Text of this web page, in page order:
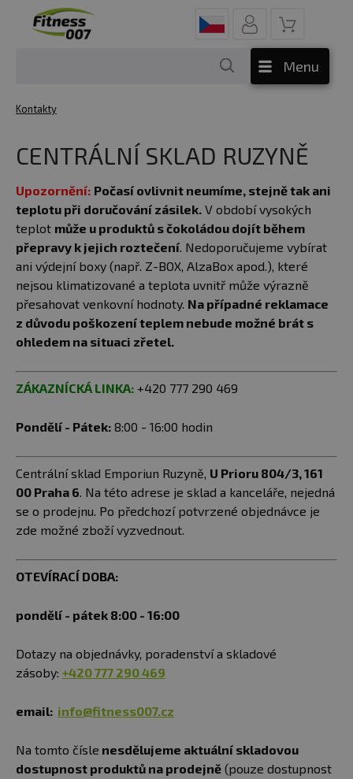
Menu
Kontakty
CENTRÁLNÍ SKLAD RUZYNĚ
Upozornění: Počasí ovlivnit neumíme, stejně tak ani
teplotu při doručování zásilek. V období vysokých
teplot může u produktů s čokoládou dojít během
přepravy k jejich roztečení. Nedoporučujeme vybírat
ani výdejní boxy (např. Z-BOX, AlzaBox apod.), které
nejsou klimatizované a teplota uvnitř může výrazně
přesahovat venkovní hodnoty. Na případné reklamace
z důvodu poškození teplem nebude možné brát s
ohledem na situaci zřetel.
ZÁKAZNÍCKÁ LINKA: +420 777 290 469
Pondělí - Pátek: 8:00 - 16:00 hodin
Centrální sklad Emporiun Ruzyně, U Prioru 804/3, 161
00 Praha 6. Na této adrese je sklad a kanceláře, nejedná
se o prodejnu. Po předchozí potvrzené objednávce je
zde možné zboží vyzvednout.
OTEVÍRACÍ DOBA:
pondělí - pátek 8:00 - 16:00
Dotazy na objednávky, poradenství a skladové
zásoby: +420 777 290 469
email: info@fitness007.cz
Na tomto čísle nesdělujeme aktuální skladovou
dostupnost produktů na prodejně (pouze dostupnost